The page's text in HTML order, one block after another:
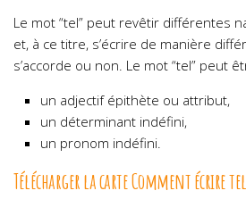
Le mot “tel” peut revêtir différentes
et, à ce titre, s’écrire de manière
s’accorde ou non. Le mot “tel” peut
un adjectif épithète ou attribut,
un déterminant indéfini,
un pronom indéfini.
Télécharger la carte Comment écrire tel